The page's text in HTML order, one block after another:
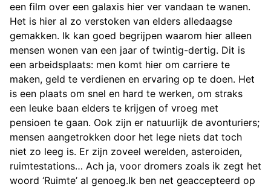
een film over een galaxis hier ver vandaan te wanen.
Het is hier al zo verstoken van elders alledaagse
gemakken. Ik kan goed begrijpen waarom hier alleen
mensen wonen van een jaar of twintig-dertig. Dit is
een arbeidsplaats: men komt hier om carriere te
maken, geld te verdienen en ervaring op te doen. Het
is een plaats om snel en hard te werken, om straks
een leuke baan elders te krijgen of vroeg met
pensioen te gaan. Ook zijn er natuurlijk de avonturiers;
mensen aangetrokken door het lege niets dat toch
niet zo leeg is. Er zijn zoveel werelden, asteroiden,
ruimtestations… Ach ja, voor dromers zoals ik zegt het
woord ‘Ruimte’ al genoeg.Ik ben net geaccepteerd op